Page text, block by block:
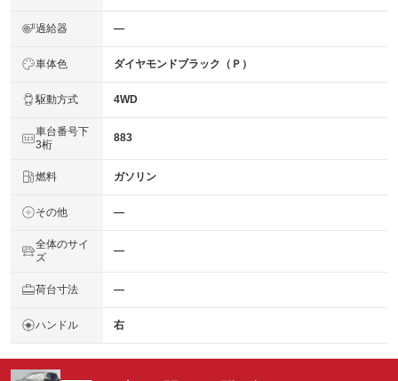
過給器 ―
車体色 ダイヤモンドブラック（Ｐ）
駆動方式 4WD
車台番号下
3桁
883
燃料 ガソリン
その他 ―
全体のサイ
ズ
―
荷台寸法 ―
ハンドル 右